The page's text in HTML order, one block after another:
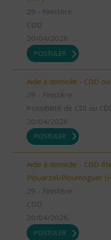
29 - Finistère
CDD
20/04/2026
POSTULER
Aide à domicile - CDD
29 - Finistère
Possibilité de CDI ou
20/04/2026
POSTULER
Aide à domicile - CDD
Plouarzel/Ploumoguer
29 - Finistère
CDD
20/04/2026
POSTULER